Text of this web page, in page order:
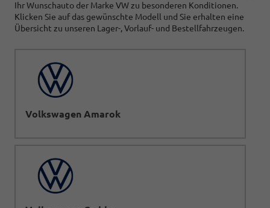
Ihr Wunschauto der Marke VW zu besonderen Konditionen.
Klicken Sie auf das gewünschte Modell und Sie erhalten eine
Übersicht zu unseren Lager-, Vorlauf- und Bestellfahrzeugen.
Volkswagen Amarok